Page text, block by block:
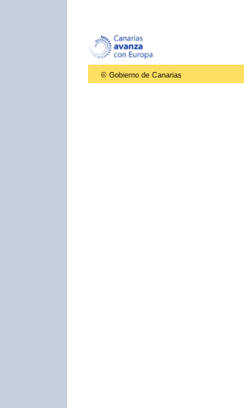
© Gobierno de Canarias